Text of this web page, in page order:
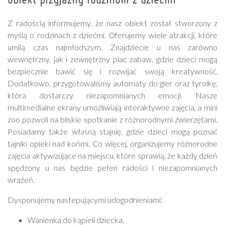
Z radością informujemy, że nasz obiekt został stworzony z
myślą o rodzinach z dziećmi. Oferujemy wiele atrakcji, które
umilą czas najmłodszym. Znajdziecie u nas zarówno
wewnętrzny, jak i zewnętrzny plac zabaw, gdzie dzieci mogą
bezpiecznie bawić się i rozwijać swoją kreatywność.
Dodatkowo, przygotowaliśmy automaty do gier oraz tyrolkę,
która dostarczy niezapomnianych emocji. Nasze
multimedialne ekrany umożliwiają interaktywne zajęcia, a mini
zoo pozwoli na bliskie spotkanie z różnorodnymi zwierzętami.
Posiadamy także własną stajnię, gdzie dzieci mogą poznać
tajniki opieki nad końmi. Co więcej, organizujemy różnorodne
zajęcia aktywizujące na miejscu, które sprawią, że każdy dzień
spędzony u nas będzie pełen radości i niezapomnianych
wrażeń.
Dysponujemy nastepującymi udogodnieniami:
Wanienka do kąpieli dziecka,